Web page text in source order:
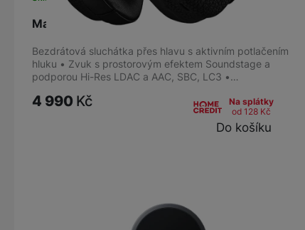
Marshall Milton A.N.C. Black
Bezdrátová sluchátka přes hlavu s aktivním potlačením
hluku • Zvuk s prostorovým efektem Soundstage a
podporou Hi-Res LDAC a AAC, SBC, LC3 •…
4 990 Kč
Na splátky
od 128 Kč
Do košíku